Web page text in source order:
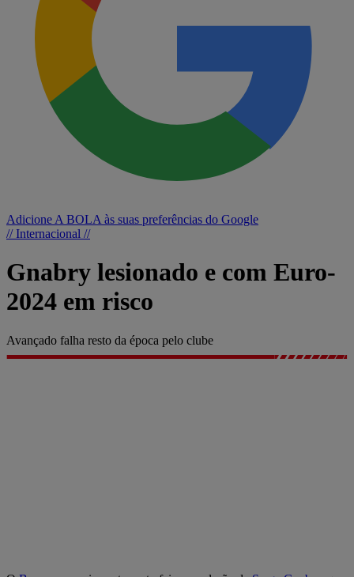
Adicione A BOLA às suas preferências do Google
// Internacional //
Gnabry lesionado e com Euro-
2024 em risco
Avançado falha resto da época pelo clube